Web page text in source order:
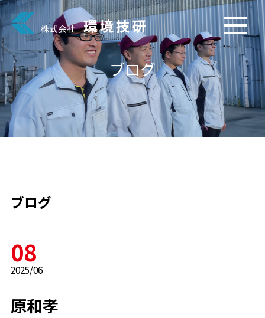
ブログ
ブログ
08
2025/06
原和孝